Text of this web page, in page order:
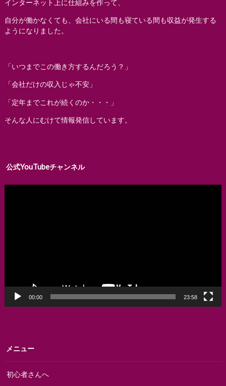
インターネット上に仕組みを作って、
自分が働かなくても、会社にいる間も寝ている間も収益が発生する
ようになりました。
「いつまでこの働き方するんだろう？」
「会社だけの収入じゃ不安」
「定年までこれが続くのか・・・」
そんな人にむけて情報発信しています。
公式YouTubeチャンネル
00:00 23:58
メニュー
初心者さんへ